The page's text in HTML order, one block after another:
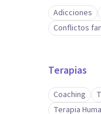
Adicciones
Conflictos
Terapias
Coaching
Terapia